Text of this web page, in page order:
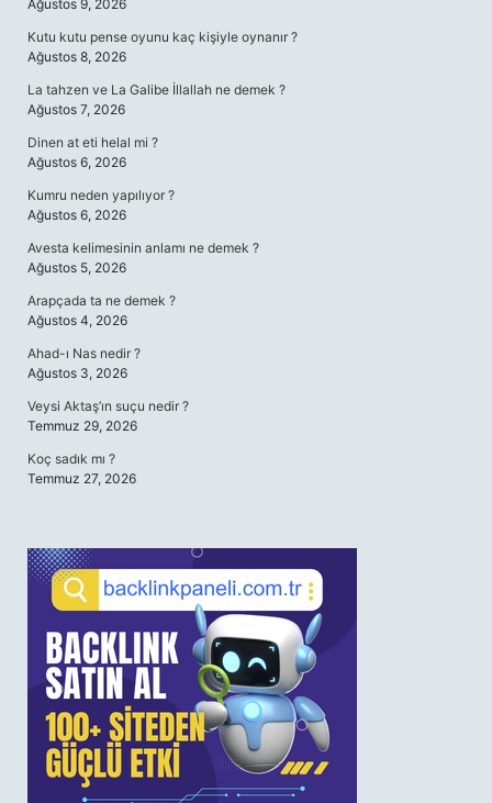
Ağustos 9, 2026
Kutu kutu pense oyunu kaç kişiyle oynanır ?
Ağustos 8, 2026
La tahzen ve La Galibe İllallah ne demek ?
Ağustos 7, 2026
Dinen at eti helal mi ?
Ağustos 6, 2026
Kumru neden yapılıyor ?
Ağustos 6, 2026
Avesta kelimesinin anlamı ne demek ?
Ağustos 5, 2026
Arapçada ta ne demek ?
Ağustos 4, 2026
Ahad-ı Nas nedir ?
Ağustos 3, 2026
Veysi Aktaş’ın suçu nedir ?
Temmuz 29, 2026
Koç sadık mı ?
Temmuz 27, 2026